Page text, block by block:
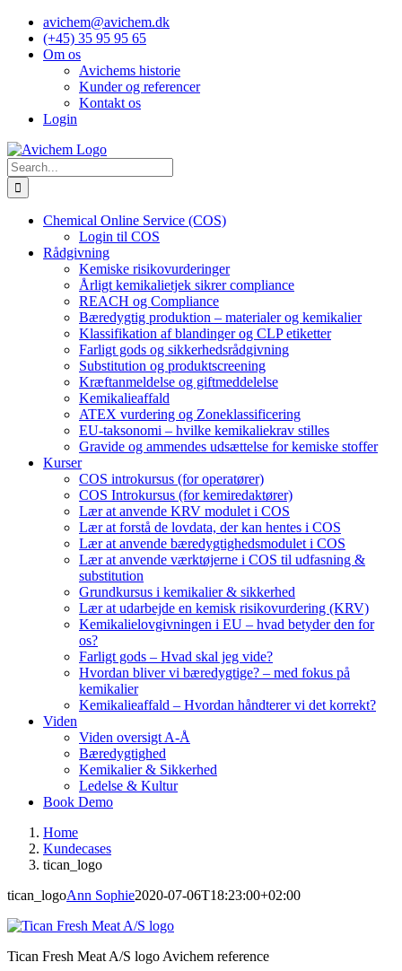
Skip
content
avichem@avichem.dk
(+45) 35 95 95 65
Om os
Avichems historie
Kunder og referencer
Kontakt os
Login
Search
for:
Chemical Online Service (COS)
Login til COS
Rådgivning
Kemiske risikovurderinger
Årligt kemikalietjek sikrer compliance
REACH og Compliance
Bæredygtig produktion – materialer og kemikalier
Klassifikation af blandinger og CLP etiketter
Farligt gods og sikkerhedsrådgivning
Substitution og produktscreening
Kræftanmeldelse og giftmeddelelse
Kemikalieaffald
ATEX vurdering og Zoneklassificering
EU-taksonomi – hvilke kemikaliekrav stilles
Gravide og ammendes udsættelse for kemiske stoffer
Kurser
COS introkursus (for operatører)
COS Introkursus (for kemiredaktører)
Lær at anvende KRV modulet i COS
Lær at forstå de lovdata, der kan hentes i COS
Lær at anvende bæredygtighedsmodulet i COS
Lær at anvende værktøjerne i COS til udfasning &
substitution
Grundkursus i kemikalier & sikkerhed
Lær at udarbejde en kemisk risikovurdering (KRV)
Kemikalielovgivningen i EU – hvad betyder den for
os?
Farligt gods – Hvad skal jeg vide?
Hvordan bliver vi bæredygtige? – med fokus på
kemikalier
Kemikalieaffald – Hvordan håndterer vi det korrekt?
Viden
Viden oversigt A-Å
Bæredygtighed
Kemikalier & Sikkerhed
Ledelse & Kultur
Book Demo
Home
Kundecases
tican_logo
tican_logoAnn Sophie2020-07-06T18:23:00+02:00
Tican Fresh Meat A/S logo Avichem reference